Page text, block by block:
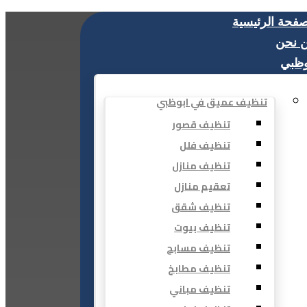
الرئيسية
نحن
تنظيف عميق في ابوظبي
تنظيف قصور
تنظيف فلل
تنظيف منازل
تعقيم منازل
تنظيف شقق
تنظيف بيوت
تنظيف مسابح
تنظيف مطابخ
تنظيف مباني